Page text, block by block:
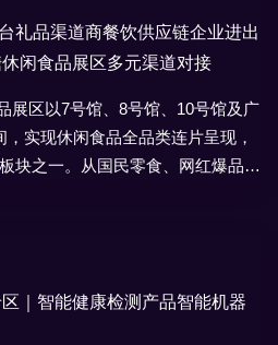
礼品渠道商餐饮供应链企业进出
闲食品展区多元渠道对接
展区以7号馆、8号馆、10号馆及广
实现休闲食品全品类连片呈现，
块之一。从国民零食、网红爆品到
｜智能健康检测产品智能机器